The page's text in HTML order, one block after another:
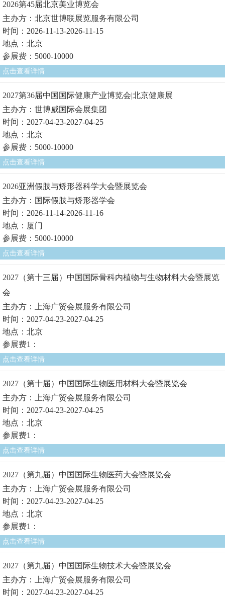
2026第45届北京美业博览会
主办方：北京世博联展览服务有限公司
时间：2026-11-13-2026-11-15
地点：北京
参展费：5000-10000
点击查看详情
2027第36届中国国际健康产业博览会|北京健康展
主办方：世博威国际会展集团
时间：2027-04-23-2027-04-25
地点：北京
参展费：5000-10000
点击查看详情
2026亚洲假肢与矫形器科学大会暨展览会
主办方：国际假肢与矫形器学会
时间：2026-11-14-2026-11-16
地点：厦门
参展费：5000-10000
点击查看详情
2027（第十三届）中国国际骨科内植物与生物材料大会暨展览
会
主办方：上海广贸会展服务有限公司
时间：2027-04-23-2027-04-25
地点：北京
参展费1：
点击查看详情
2027（第十届）中国国际生物医用材料大会暨展览会
主办方：上海广贸会展服务有限公司
时间：2027-04-23-2027-04-25
地点：北京
参展费1：
点击查看详情
2027（第九届）中国国际生物医药大会暨展览会
主办方：上海广贸会展服务有限公司
时间：2027-04-23-2027-04-25
地点：北京
参展费1：
点击查看详情
2027（第九届）中国国际生物技术大会暨展览会
主办方：上海广贸会展服务有限公司
时间：2027-04-23-2027-04-25